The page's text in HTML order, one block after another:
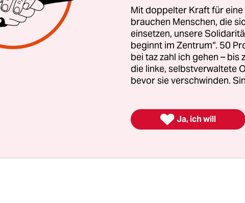
allem in einer problematischen Weise, nämlich als
Luftverschmutzung, ihre Ursachen und Folgen.
Mit doppelter Kraft für
brauchen Menschen, die
einsetzen, unsere
beginnt im Zentrum“. 50
bei taz zahl ich gehen –
die linke, selbstverwaltete
bevor sie verschwinden.
 Ja, ich will